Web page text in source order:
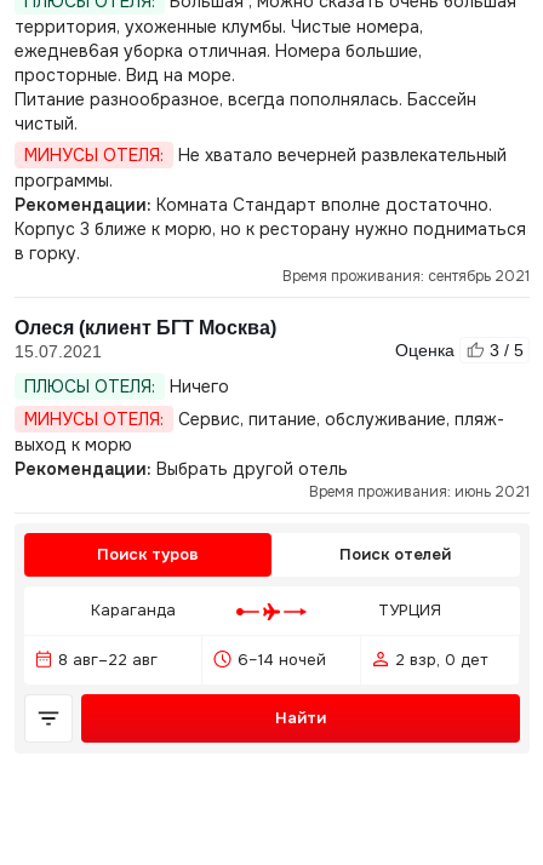
территория, ухоженные клумбы. Чистые номера,
ежеднев6ая уборка отличная. Номера большие,
просторные. Вид на море.
Питание разнообразное, всегда пополнялась. Бассейн
чистый.
МИНУСЫ ОТЕЛЯ:
Не хватало вечерней развлекательный
программы.
Рекомендации: Комната Стандарт вполне достаточно.
Корпус 3 ближе к морю, но к ресторану нужно подниматься
в горку.
Время проживания: сентябрь 2021
Олеся (клиент БГТ Москва)
15.07.2021 Оценка 3 / 5
ПЛЮСЫ ОТЕЛЯ:
Ничего
МИНУСЫ ОТЕЛЯ:
Сервис, питание, обслуживание, пляж-
выход к морю
Рекомендации: Выбрать другой отель
Время проживания: июнь 2021
Поиск туров Поиск отелей
Караганда ТУРЦИЯ
8 авг–22 авг 6–14 ночей 2 взр, 0 дет
Найти